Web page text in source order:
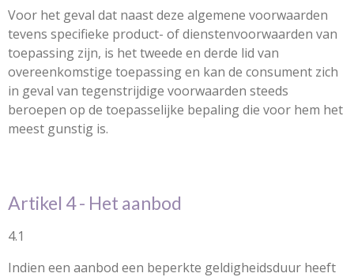
Voor het geval dat naast deze algemene voorwaarden
tevens specifieke product- of dienstenvoorwaarden van
toepassing zijn, is het tweede en derde lid van
overeenkomstige toepassing en kan de consument zich
in geval van tegenstrijdige voorwaarden steeds
beroepen op de toepasselijke bepaling die voor hem het
meest gunstig is.
Artikel 4 - Het aanbod
4.1
Indien een aanbod een beperkte geldigheidsduur heeft